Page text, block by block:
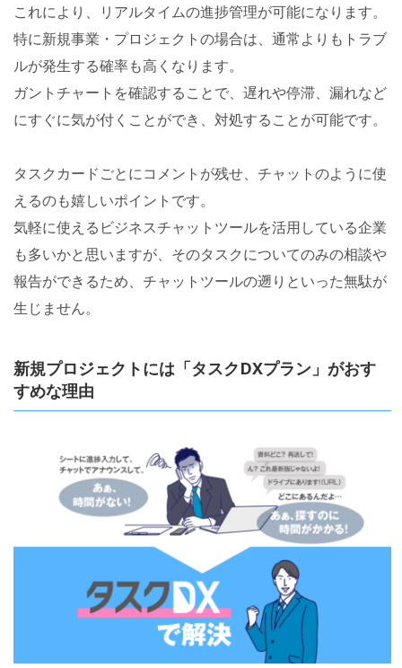
これにより、リアルタイムの進捗管理が可能になります。
特に新規事業・プロジェクトの場合は、通常よりもトラブ
ルが発生する確率も高くなります。
ガントチャートを確認することで、遅れや停滞、漏れなど
にすぐに気が付くことができ、対処することが可能です。
タスクカードごとにコメントが残せ、チャットのように使
えるのも嬉しいポイントです。
気軽に使えるビジネスチャットツールを活用している企業
も多いかと思いますが、そのタスクについてのみの相談や
報告ができるため、チャットツールの遡りといった無駄が
生じません。
新規プロジェクトには「タスクDXプラン」がおす
すめな理由